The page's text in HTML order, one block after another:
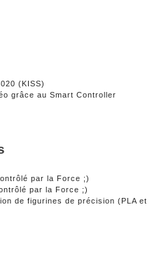
(KISS)
grâce au Smart Controller
par la Force ;)
par la Force ;)
de figurines de précision (PLA et